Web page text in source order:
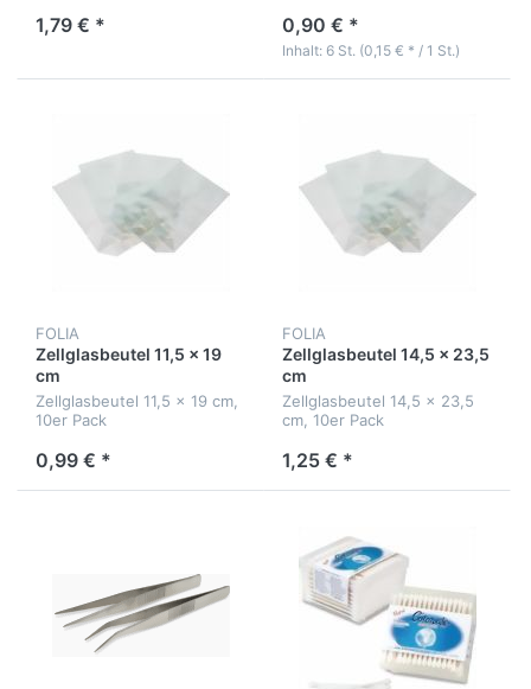
1,79 € * 0,90 € *
Inhalt: 6 St. (0,15 € * / 1 St.)
FOLIA
Zellglasbeutel 11,5 x 19
cm
Zellglasbeutel 11,5 x 19 cm,
10er Pack
0,99 € *
FOLIA
Zellglasbeutel 14,5 x 23,5
cm
Zellglasbeutel 14,5 x 23,5
cm, 10er Pack
1,25 € *